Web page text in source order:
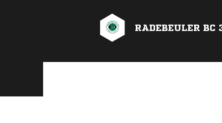
RADEBEULER BC